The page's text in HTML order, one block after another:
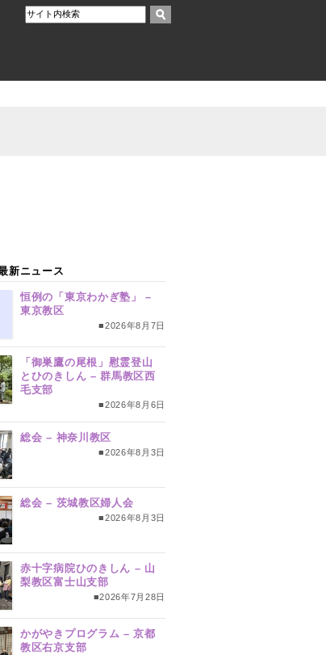
新ニュース
恒例の「東京わかぎ塾」 –
東京教区
■2026年8月7日
「御巣鷹の尾根」慰霊登山
とひのきしん – 群馬教区西
毛支部
■2026年8月6日
総会 – 神奈川教区
■2026年8月3日
総会 – 茨城教区婦人会
■2026年8月3日
赤十字病院ひのきしん – 山
梨教区富士山支部
■2026年7月28日
かがやきプログラム – 京都
教区右京支部